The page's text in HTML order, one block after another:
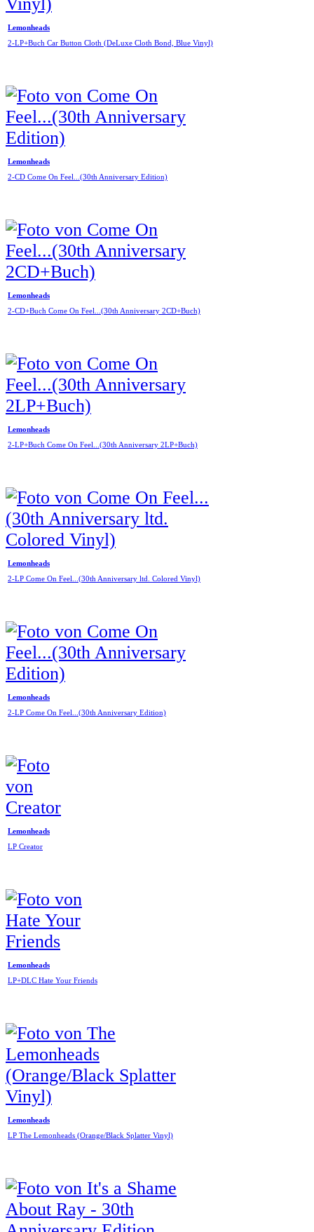
Lemonheads
2-LP+Buch Car Button Cloth (DeLuxe Cloth Bond, Blue Vinyl)
Lemonheads
2-CD Come On Feel...(30th Anniversary Edition)
Lemonheads
2-CD+Buch Come On Feel...(30th Anniversary 2CD+Buch)
Lemonheads
2-LP+Buch Come On Feel...(30th Anniversary 2LP+Buch)
Lemonheads
2-LP Come On Feel...(30th Anniversary ltd. Colored Vinyl)
Lemonheads
2-LP Come On Feel...(30th Anniversary Edition)
Lemonheads
LP Creator
Lemonheads
LP+DLC Hate Your Friends
Lemonheads
LP The Lemonheads (Orange/Black Splatter Vinyl)